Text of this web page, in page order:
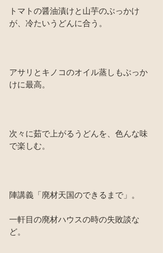
トマトの醤油漬けと山芋のぶっかけ
が、冷たいうどんに合う。
アサリとキノコのオイル蒸しもぶっか
けに最高。
次々に茹で上がるうどんを、色んな味
で楽しむ。
陣講義「廃材天国のできるまで」。
一軒目の廃材ハウスの時の失敗談な
ど。